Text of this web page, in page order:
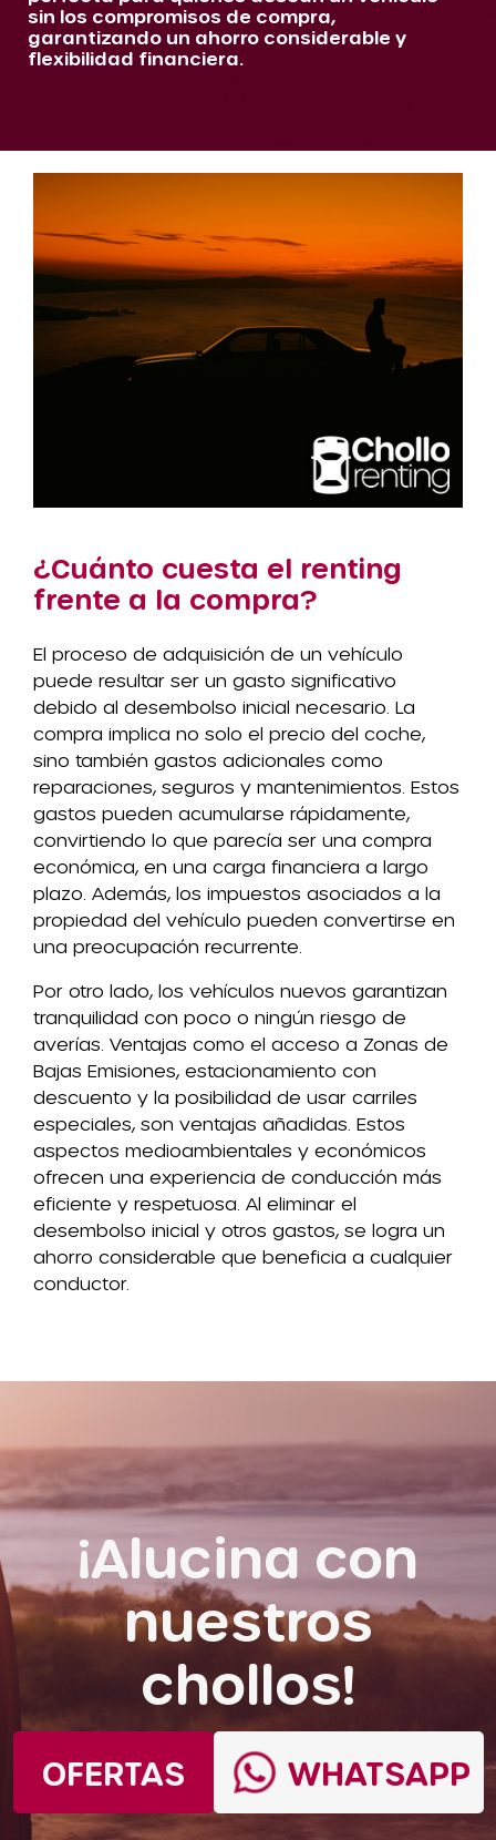
sin los compromisos de compra,
garantizando un ahorro considerable y
flexibilidad financiera.
¿Cuánto cuesta el renting
frente a la compra?
El proceso de adquisición de un vehículo
puede resultar ser un gasto significativo
debido al desembolso inicial necesario. La
compra implica no solo el precio del coche,
sino también gastos adicionales como
reparaciones, seguros y mantenimientos. Estos
gastos pueden acumularse rápidamente,
convirtiendo lo que parecía ser una compra
económica, en una carga financiera a largo
plazo. Además, los impuestos asociados a la
propiedad del vehículo pueden convertirse en
una preocupación recurrente.
Por otro lado, los vehículos nuevos garantizan
tranquilidad con poco o ningún riesgo de
averías. Ventajas como el acceso a Zonas de
Bajas Emisiones, estacionamiento con
descuento y la posibilidad de usar carriles
especiales, son ventajas añadidas. Estos
aspectos medioambientales y económicos
ofrecen una experiencia de conducción más
eficiente y respetuosa. Al eliminar el
desembolso inicial y otros gastos, se logra un
ahorro considerable que beneficia a cualquier
conductor.
¡Alucina con
nuestros
chollos!
OFERTAS WHATSAPP